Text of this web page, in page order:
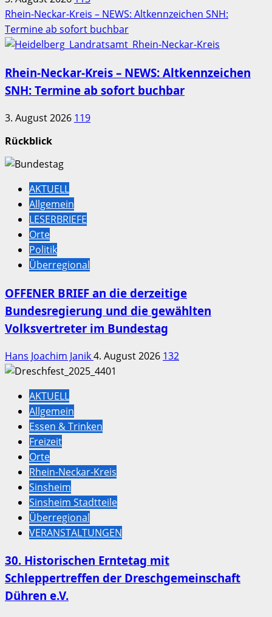
Rhein-Neckar-Kreis – NEWS: Altkennzeichen SNH:
Termine ab sofort buchbar
Rhein-Neckar-Kreis – NEWS: Altkennzeichen
SNH: Termine ab sofort buchbar
3. August 2026 119
Rückblick
AKTUELL
Allgemein
LESERBRIEFE
Orte
Politik
Überregional
OFFENER BRIEF an die derzeitige
Bundesregierung und die gewählten
Volksvertreter im Bundestag
Hans Joachim Janik4. August 2026 132
AKTUELL
Allgemein
Essen & Trinken
Freizeit
Orte
Rhein-Neckar-Kreis
Sinsheim
Sinsheim Stadtteile
Überregional
VERANSTALTUNGEN
30. Historischen Erntetag mit
Schleppertreffen der Dreschgemeinschaft
Dühren e.V.